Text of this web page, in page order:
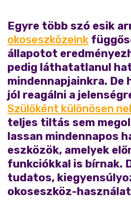
Egyre több szó esik
okoseszközeink
állapotot
pedig láthatatlanul
mindennapjainkra. De
jól reagálni a
Szülőként különösen
teljes tiltás sem
lassan mindennapos
eszközök, amelyek
funkciókkal is bírnak.
tudatos,
okoseszköz-